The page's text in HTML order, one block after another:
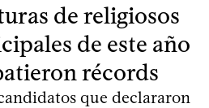
de religiosos
de este año
récords
que declararon